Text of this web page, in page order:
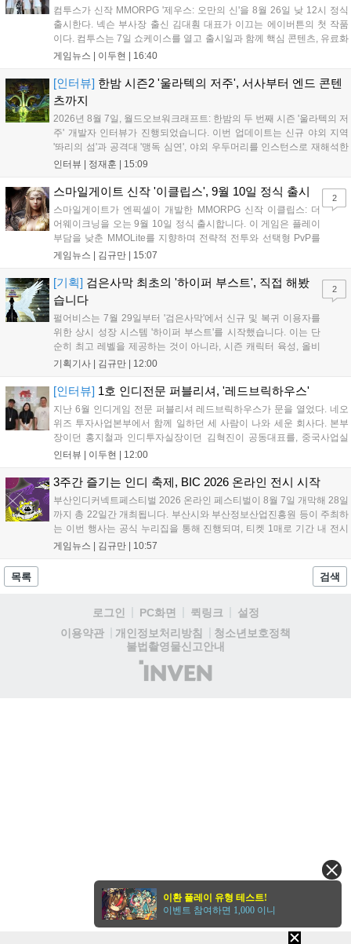
컴투스가 신작 MMORPG '제우스: 오만의 신'을 8월 26일 낮 12시 정식
출시한다. 넥슨 부사장 출신 김대훤 대표가 이끄는 에이버튼의 첫 작품
이다. 컴투스는 7일 쇼케이스를 열고 출시일과 함께 핵심 콘텐츠, 유료화
정책, 운영 방향을 공개했다. 캐릭터명 선점은 8월 13일 오후 8시 시작한
게임뉴스 | 이두현 16:40
[인터뷰] 한밤 시즌2 '울라텍의 저주', 서사부터 엔드 콘텐
츠까지
2026년 8월 7일, 월드오브워크래프트: 한밤의 두 번째 시즌 '울라텍의 저
주' 개발자 인터뷰가 진행되었습니다. 이번 업데이트는 신규 야외 지역
'똬리의 섬'과 공격대 '맹독 심연', 야외 우두머리를 인스턴스로 재해석한
'소굴'을 포함합니다. 개발진은 하우징 시스템 개선 및 신화+ 던전 로테이
를 표했습니다....
인터뷰 | 정재훈 15:09
스마일게이트 신작 '이클립스', 9월 10일 정식 출시
스마일게이트가 엔픽셀이 개발한 MMORPG 신작 이클립스: 더
어웨이크닝을 오는 9월 10일 정식 출시합니다. 이 게임은 플레이
부담을 낮춘 MMOLite를 지향하며 전략적 전투와 선택형 PvP를
특징으로 합니다. 현재 공식 홈페이지와 앱 마켓에서 사전등록을
니다. 또한 카카오톡 채널 추가 시 주차별 스페셜 쿠폰과 한정 스
킨, 경품 이벤트 등 풍성한 혜택을 마련해 이용자들의 기대를 모
으고 있습니다....
게임뉴스 | 김규만 15:07
2
[기획] 검은사막 최초의 '하이퍼 부스트', 직접 해봤
습니다
펄어비스는 7월 29일부터 '검은사막'에서 신규 및 복귀 이용자를
위한 상시 성장 시스템 '하이퍼 부스트'를 시작했습니다. 이는 단
순히 최고 레벨을 제공하는 것이 아니라, 시즌 캐릭터 육성, 올비
아 아카데미 수료, 아침의 나라 설화 진행 등 4단계 과정을 통해
용자는 과제를 완수하며 동(V) 투발라 장비와 검은별 무기, 카라
자드 장신구 등을 획득해 주요 콘텐츠에 진입할 수 있습니다....
기획기사 | 김규만 12:00
2
[인터뷰] 1호 인디전문 퍼블리셔, '레드브릭하우스'
지난 6월 인디게임 전문 퍼블리셔 레드브릭하우스가 문을 열었다. 네오
위즈 투자사업본부에서 함께 일하던 세 사람이 나와 세운 회사다. 본부
장이던 홍지철과 인디투자실장이던 김혁진이 공동대표를, 중국사업실
장이던 이민정이 이사를 맡았다. 출범 한 달여 만에 위메이드맥스의 전
들어왔다. 서비스 중인...
인터뷰 | 이두현 12:00
3주간 즐기는 인디 축제, BIC 2026 온라인 전시 시작
부산인디커넥트페스티벌 2026 온라인 페스티벌이 8월 7일 개막해 28일
까지 총 22일간 개최됩니다. 부산시와 부산정보산업진흥원 등이 주최하
는 이번 행사는 공식 누리집을 통해 진행되며, 티켓 1매로 기간 내 전시
작을 제한 없이 체험할 수 있습니다. 일반 및 루키 부문 등 다양한 인디게
세계 누구나 참여 가능한 이번 행사는 역대 최대 규모로 열려 인디게임
게임뉴스 | 김규만 10:57
목록 검색
로그인 PC화면 퀵링크
설정
이용약관
개인정보처리방침
청소년보호정책
불법촬영물신고안내
(주)
인
이환 플레이 유형 테스트!
이벤트 참여하면 1,000 이니